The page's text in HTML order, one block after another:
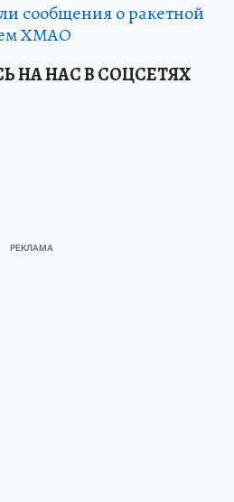
сообщения о ракетной
ХМАО
НА НАС В СОЦСЕТЯХ